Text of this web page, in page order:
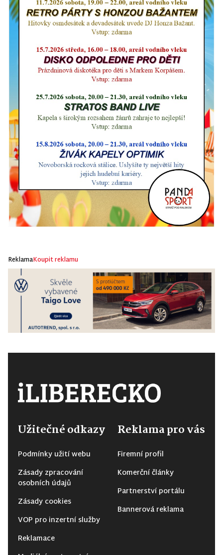
ReklamaKoupit reklamu
Užitečné odkazy
Podmínky užití webu
Zásady zpracování
osobních údajů
Zásady cookies
VOP pro inzertní služby
Reklamace
Reklama pro vás
Firemní profil
Komerční články
Partnerství portálu
Bannerová reklama